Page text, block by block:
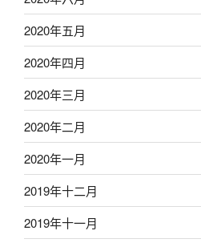
2020年五月
2020年四月
2020年三月
2020年二月
2020年一月
2019年十二月
2019年十一月